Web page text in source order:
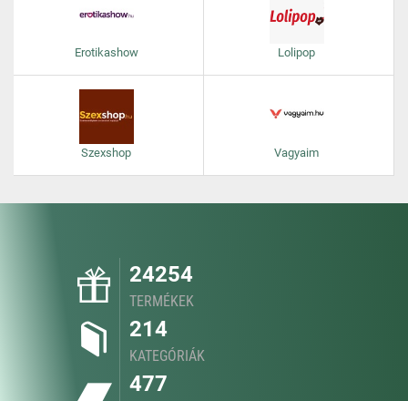
Erotikashow Lolipop
Szexshop Vagyaim
24254
TERMÉKEK
214
KATEGÓRIÁK
477